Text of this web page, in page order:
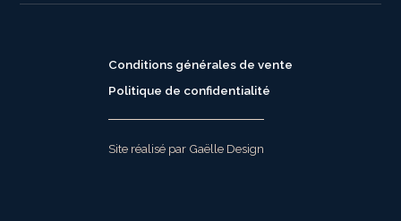
Conditions générales de vente
Politique de confidentialité
Site réalisé par Gaëlle Design